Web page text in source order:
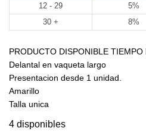
PRODUCTO DISPONIBLE
Delantal en vaqueta largo
Presentacion desde 1 unidad.
Amarillo
Talla unica
4 disponibles
12 - 29
5%
30 +
8%